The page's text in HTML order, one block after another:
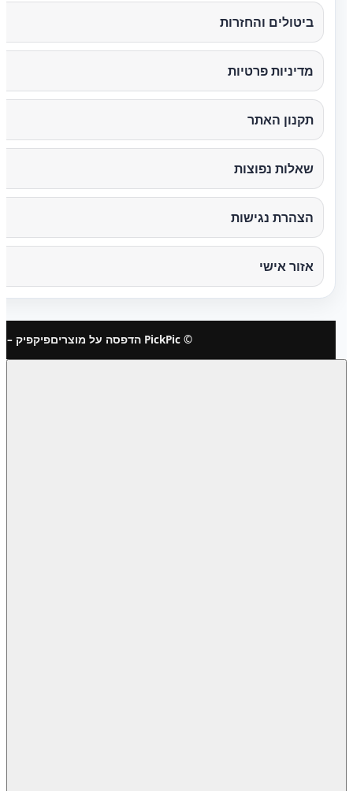
ביטולים והחזרות
מדיניות פרטיות
תקנון האתר
שאלות נפוצות
הצהרת נגישות
אזור אישי
© PickPic הדפסה על מוצרים פיקפיק –